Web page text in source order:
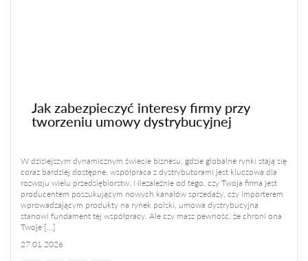
Jak zabezpieczyć interesy firmy przy
tworzeniu umowy dystrybucyjnej
W dzisiejszym dynamicznym świecie biznesu, gdzie globalne rynki stają się
coraz bardziej dostępne, współpraca z dystrybutorami jest kluczowa dla
rozwoju wielu przedsiębiorstw. Niezależnie od tego, czy Twoja firma jest
producentem poszukującym nowych kanałów sprzedaży, czy importerem
wprowadzającym produkty na rynek polski, umowa dystrybucyjna
stanowi fundament tej współpracy. Ale czy masz pewność, że chroni ona
Twoje […]
27.01.2026